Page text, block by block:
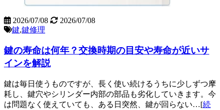
2026/07/08
2026/07/08
鍵,鍵修理
鍵の寿命は何年？交換時期の目安や寿命が近いサ
インを解説
鍵は毎日使うものですが、長く使い続けるうちに少しずつ摩
耗し、鍵穴やシリンダー内部の部品も劣化していきます。今
は問題なく使えていても、ある日突然、鍵が回らない…[続